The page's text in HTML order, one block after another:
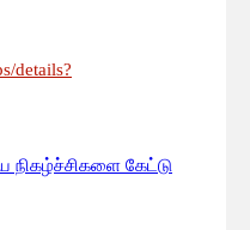
details?
நிகழ்ச்சிகளை கேட்டு